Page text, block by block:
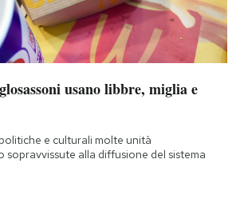
usano libbre, miglia e
e culturali molte unità
sopravvissute alla diffusione del sistema